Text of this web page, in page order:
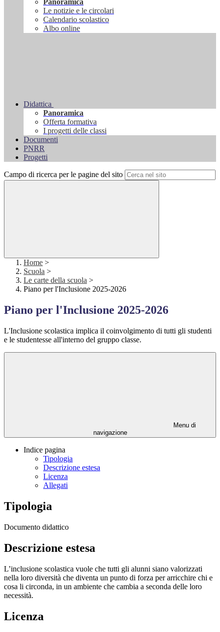
Panoramica
Le notizie e le circolari
Calendario scolastico
Albo online
Didattica
Panoramica
Offerta formativa
I progetti delle classi
Documenti
PNRR
Progetti
Campo di ricerca per le pagine del sito
Home >
Scuola >
Le carte della scuola >
Piano per l'Inclusione 2025-2026
Piano per l'Inclusione 2025-2026
L'Inclusione scolastica implica il coinvolgimento di tutti gli studenti
e le studentesse all'interno del gruppo classe.
Menu di
navigazione
Indice pagina
Tipologia
Descrizione estesa
Licenza
Allegati
Tipologia
Documento didattico
Descrizione estesa
L’inclusione scolastica vuole che tutti gli alunni siano valorizzati
nella loro diversità che diventa un punto di forza per arricchire chi e
cosa li circonda, in un ambiente che cambia a seconda delle loro
necessità.
Licenza